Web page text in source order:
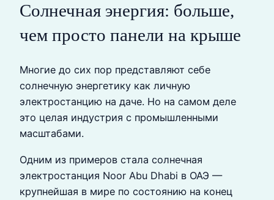
Солнечная энергия: больше,
чем просто панели на крыше
Многие до сих пор представляют себе
солнечную энергетику как личную
электростанцию на даче. Но на самом деле
это целая индустрия с промышленными
масштабами.
Одним из примеров стала солнечная
электростанция Noor Abu Dhabi в ОАЭ —
крупнейшая в мире по состоянию на конец